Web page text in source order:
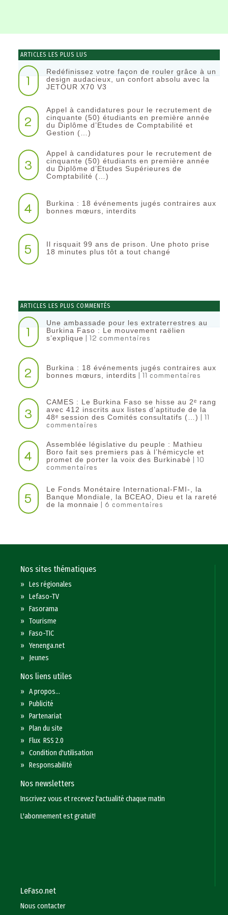
ARTICLES LES PLUS LUS
1
Redéfinissez votre façon de rouler grâce à un
design audacieux, un confort absolu avec la
JETOUR X70 V3
2
Appel à candidatures pour le recrutement de
cinquante (50) étudiants en première année
du Diplôme d’Etudes de Comptabilité et
Gestion (…)
3
Appel à candidatures pour le recrutement de
cinquante (50) étudiants en première année
du Diplôme d’Etudes Supérieures de
Comptabilité (…)
4
Burkina : 18 événements jugés contraires aux
bonnes mœurs, interdits
5
Il risquait 99 ans de prison. Une photo prise
18 minutes plus tôt a tout changé
ARTICLES LES PLUS COMMENTÉS
1
Une ambassade pour les extraterrestres au
Burkina Faso : Le mouvement raëlien
s’explique | 12 commentaires
2
Burkina : 18 événements jugés contraires aux
bonnes mœurs, interdits | 11 commentaires
3
CAMES : Le Burkina Faso se hisse au 2ᵉ rang
avec 412 inscrits aux listes d’aptitude de la
48ᵉ session des Comités consultatifs (…) | 11
commentaires
4
Assemblée législative du peuple : Mathieu
Boro fait ses premiers pas à l’hémicycle et
promet de porter la voix des Burkinabè | 10
commentaires
5
Le Fonds Monétaire International-FMI-, la
Banque Mondiale, la BCEAO, Dieu et la rareté
de la monnaie | 6 commentaires
Nos sites thématiques
»Les régionales
»Lefaso-TV
»Fasorama
»Tourisme
»Faso-TIC
»Yenenga.net
» Jeunes
Nos liens utiles
»A propos...
»Publicité
»Partenariat
»Plan du site
»Flux RSS 2.0
»Condition d'utilisation
»Responsabilité
Nos newsletters
Inscrivez vous et recevez l'actualité chaque matin
L'abonnement est gratuit!
LeFaso.net
Nous contacter